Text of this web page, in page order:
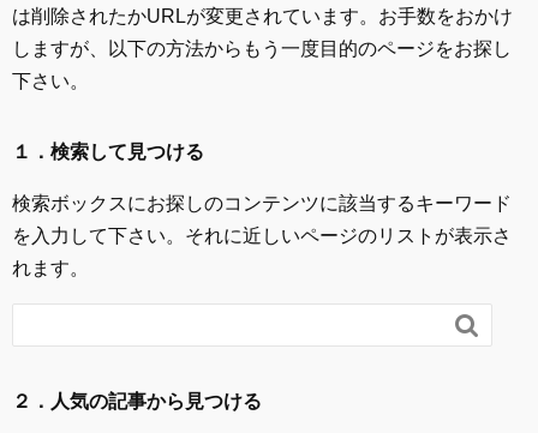
は削除されたかURLが変更されています。お手数をおかけ
しますが、以下の方法からもう一度目的のページをお探し
下さい。
１．検索して見つける
検索ボックスにお探しのコンテンツに該当するキーワード
を入力して下さい。それに近しいページのリストが表示さ
れます。

２．人気の記事から見つける